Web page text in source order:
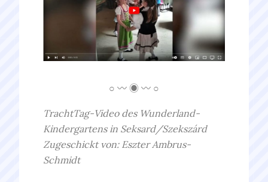
○ 〰 ◉ 〰 ○
TrachtTag-Video des Wunderland-
Kindergartens in Seksard/Szekszárd
Zugeschickt von: Eszter Ambrus-
Schmidt